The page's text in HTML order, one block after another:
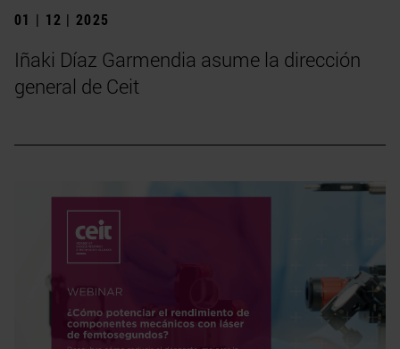
01 | 12 | 2025
Iñaki Díaz Garmendia asume la dirección
general de Ceit